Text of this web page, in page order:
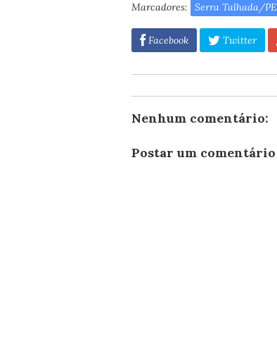
Marcadores:
Serra Talhada/PE
Facebook Twitter
Nenhum comentário:
Postar um comentário